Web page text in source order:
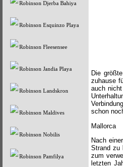
Robinson Djerba Bahiya
Robinson Esquinzo Playa
Robinson Fleesensee
Robinson Jandia Playa
Robinson Landskron
Robinson Maldives
Robinson Nobilis
Robinson Pamfilya
Die
zuhause
auch
schon
Mallorca
Nach
Strand zu
zum
letzten